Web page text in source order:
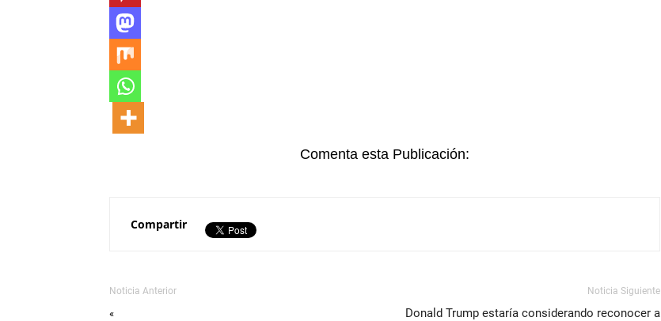
Comenta esta Publicación:
Compartir
Noticia Anterior
«
Noticia Siguiente
Donald Trump estaría considerando reconocer a